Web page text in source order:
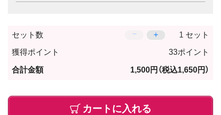
セット数 − ＋ セット
獲得ポイント 33ポイント
合計金額 1,500円 （税込1,650円）
カートに入れる